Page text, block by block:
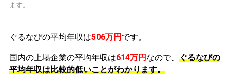
ます。
ぐるなびの平均年収は506万円 です。
国内の上場企業の平均年収は614万円 なので、 ぐるなびの
平均年収は比較的低いことがわかります。